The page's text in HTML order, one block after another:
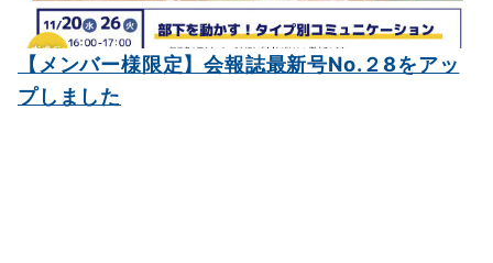
【メンバー様限定】会報誌最新号No.２8をアッ
プしました